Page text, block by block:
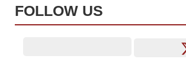
FOLLOW US